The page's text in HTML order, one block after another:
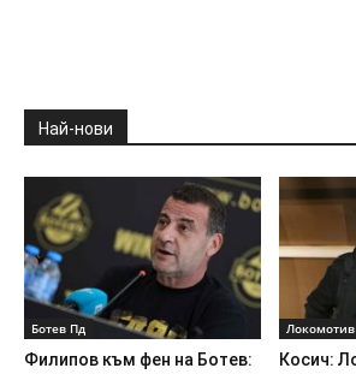
Най-нови
Ботев Пд
Филипов към фен на Ботев:
Косич: